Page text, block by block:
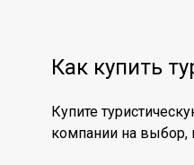
Как купить
Купите
компании на выбор,